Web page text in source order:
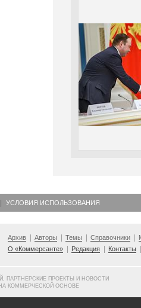
УСЛОВИЯ ИСПОЛЬЗОВАНИЯ
Архив Авторы Темы Справочники
О «Коммерсанте»
Редакция Контакты
ПАРТНЕРСКИЕ ПРОЕКТЫ И НОВОСТИ
КОММЕРЧЕСКОЙ ОСНОВЕ